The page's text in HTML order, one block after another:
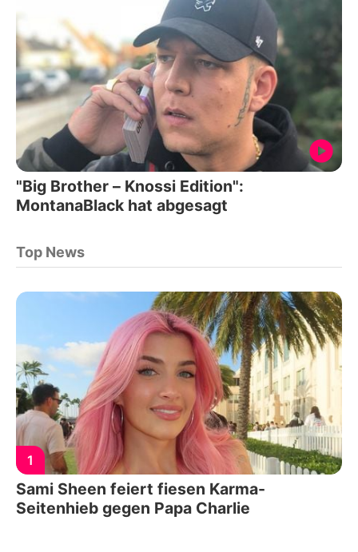
"Big Brother – Knossi Edition":
MontanaBlack hat abgesagt
Top News
1
Sami Sheen feiert fiesen Karma-
Seitenhieb gegen Papa Charlie